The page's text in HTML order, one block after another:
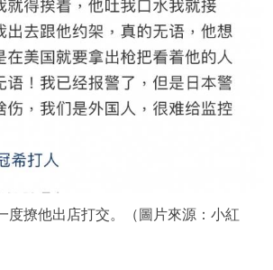
度撩他出店打交。（圖片來源：小紅